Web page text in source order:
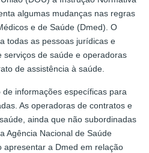
algumas mudanças nas regras
e de Saúde (Dmed). O
todas as pessoas jurídicas e
de saúde e operadoras
de assistência à saúde.
informações específicas para
As operadoras de contratos e
ainda que não subordinadas
Agência Nacional de Saúde
apresentar a Dmed em relação